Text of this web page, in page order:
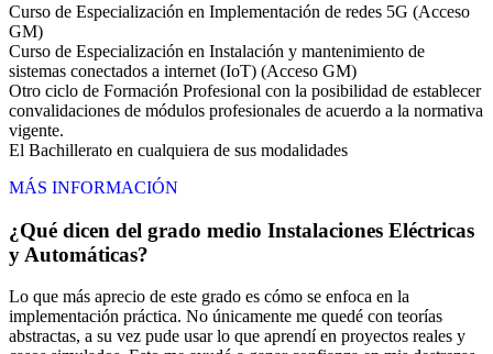
Curso de Especialización en Implementación de redes 5G (Acceso
GM)
Curso de Especialización en Instalación y mantenimiento de
sistemas conectados a internet (IoT) (Acceso GM)
Otro ciclo de Formación Profesional con la posibilidad de establecer
convalidaciones de módulos profesionales de acuerdo a la normativa
vigente.
El Bachillerato en cualquiera de sus modalidades
MÁS INFORMACIÓN
¿Qué dicen del grado medio Instalaciones Eléctricas
y Automáticas?
Lo que más aprecio de este grado es cómo se enfoca en la
implementación práctica. No únicamente me quedé con teorías
abstractas, a su vez pude usar lo que aprendí en proyectos reales y